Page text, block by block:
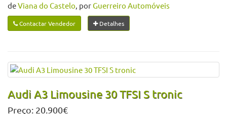
deViana do Castelo, porGuerreiro Automóveis
Contactar Vendedor Detalhes
Audi A3 Limousine 30 TFSI S tronic
Preço: 20.900€